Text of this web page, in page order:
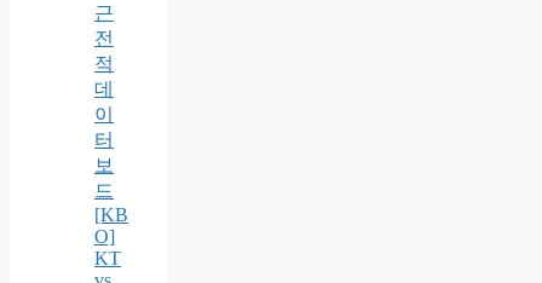
근
전
적
데
이
터
보
드
[KB
O]
KT